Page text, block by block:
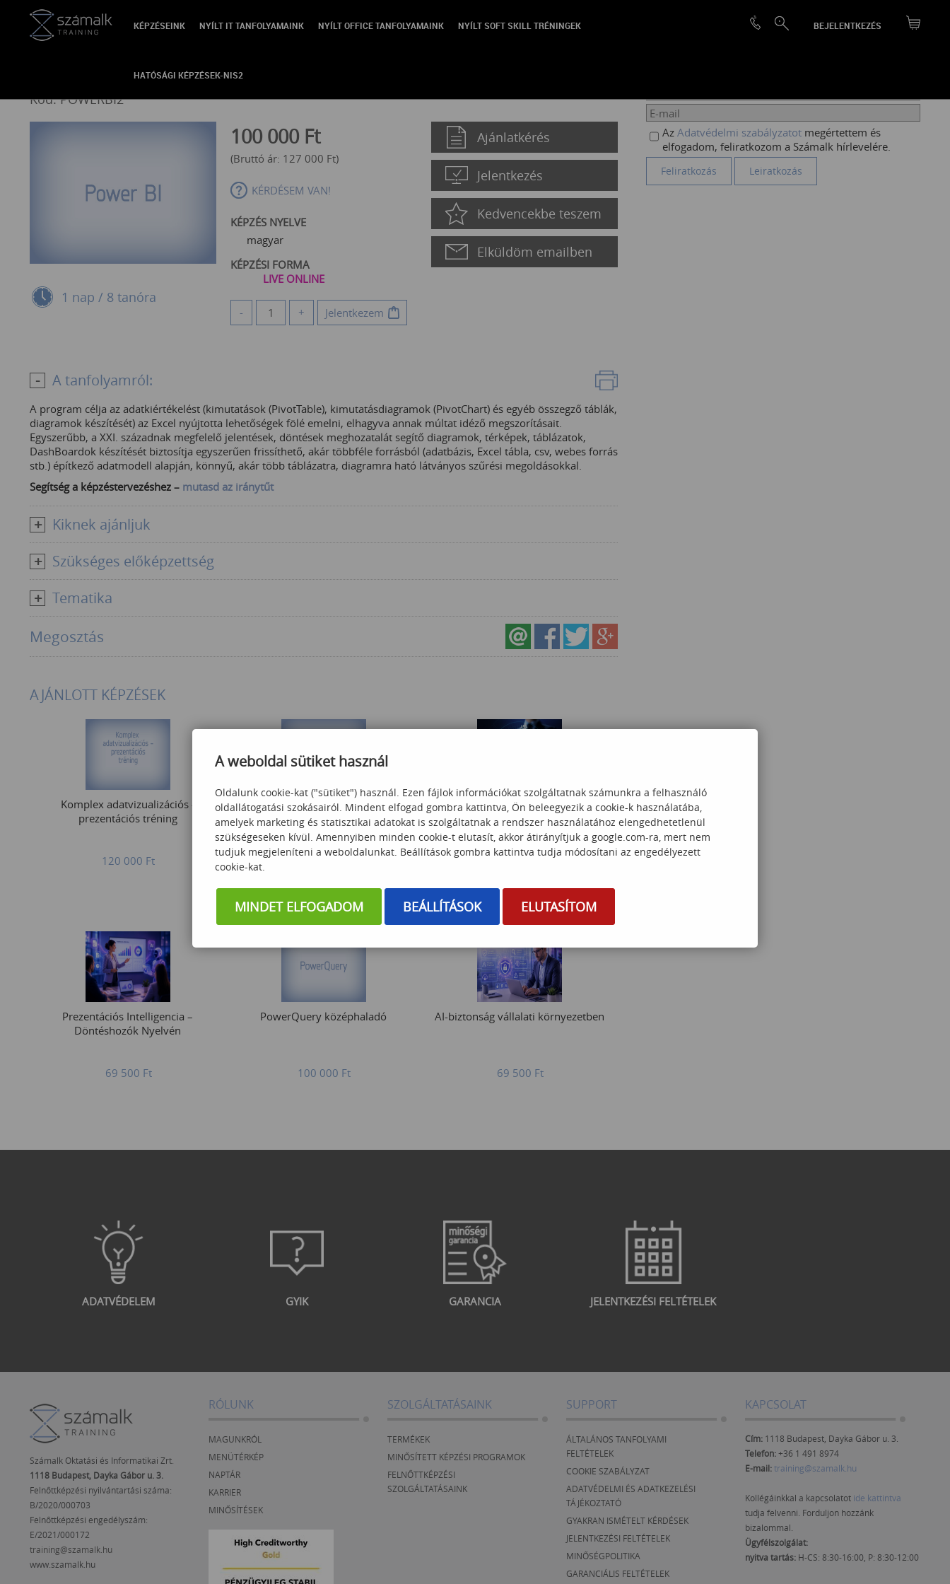
BEJELENTKEZÉS
KÉPZÉSEINK NYÍLT IT TANFOLYAMAINK NYÍLT OFFICE TANFOLYAMAINK NYÍLT SOFT SKILL TRÉNINGEK
HATÓSÁGI KÉPZÉSEK-NIS2
VISSZA
PowerBI középhaladó
Kód: POWERBI2
1 nap / 8 tanóra
100 000 Ft
(Bruttó ár: 127 000 Ft)
KÉRDÉSEM VAN!
KÉPZÉS NYELVE
magyar
KÉPZÉSI FORMA
LIVE ONLINE
- + Jelentkezem
Ajánlatkérés
Jelentkezés
Kedvencekbe teszem
Elküldöm emailben
A tanfolyamról:
A program célja az adatkiértékelést (kimutatások (PivotTable), kimutatásdiagramok (PivotChart) és egyéb összegző táblák,
diagramok készítését) az Excel nyújtotta lehetőségek fölé emelni, elhagyva annak múltat idéző megszorításait.
Egyszerűbb, a XXI. századnak megfelelő jelentések, döntések meghozatalát segítő diagramok, térképek, táblázatok,
DashBoardok készítését biztosítja egyszerűen frissíthető, akár többféle forrásból (adatbázis, Excel tábla, csv, webes forrás
stb.) építkező adatmodell alapján, könnyű, akár több táblázatra, diagramra ható látványos szűrési megoldásokkal.
Segítség a képzéstervezéshez – mutasd az iránytűt
Kiknek ajánljuk
Szükséges előképzettség
Tematika
Megosztás
Az Adatvédelmi szabályzatot megértettem és
elfogadom, feliratkozom a Számalk hírlevelére.
AJÁNLOTT KÉPZÉSEK
Komplex adatvizualizációs -
prezentációs tréning
120 000 Ft
PowerBI Basics Power Platform
Prezentációs Intelligencia –
Döntéshozók Nyelvén
69 500 Ft
PowerQuery középhaladó
100 000 Ft
AI-biztonság vállalati környezetben
69 500 Ft
ADATVÉDELEM GYIK GARANCIA JELENTKEZÉSI FELTÉTELEK
Számalk Oktatási és Informatikai Zrt.
1118 Budapest, Dayka Gábor u. 3.
Felnőttképzési nyilvántartási száma:
B/2020/000703
Felnőttképzési engedélyszám:
E/2021/000172
training@szamalk.hu
www.szamalk.hu
RÓLUNK
MAGUNKRÓL
MENÜTÉRKÉP
NAPTÁR
KARRIER
MINŐSÍTÉSEK
SZOLGÁLTATÁSAINK
TERMÉKEK
MINŐSÍTETT KÉPZÉSI PROGRAMOK
FELNŐTTKÉPZÉSI
SZOLGÁLTATÁSAINK
SUPPORT
ÁLTALÁNOS TANFOLYAMI
FELTÉTELEK
COOKIE SZABÁLYZAT
ADATVÉDELMI ÉS ADATKEZELÉSI
TÁJÉKOZTATÓ
GYAKRAN ISMÉTELT KÉRDÉSEK
JELENTKEZÉSI FELTÉTELEK
MINŐSÉGPOLITIKA
GARANCIÁLIS FELTÉTELEK
KAPCSOLAT
Cím: 1118 Budapest, Dayka Gábor u. 3.
Telefon:+36 1 491 8974
E-mail:training@szamalk.hu
Kollégáinkkal a kapcsolatot ide kattintva
tudja felvenni. Forduljon hozzánk
bizalommal.
Ügyfélszolgálat:
nyitva tartás: H-CS: 8:30-16:00, P: 8:30-12:00
A weboldal sütiket használ
Oldalunk cookie-kat ("sütiket") használ. Ezen fájlok információkat szolgáltatnak számunkra a felhasználó
oldallátogatási szokásairól. Mindent elfogad gombra kattintva, Ön beleegyezik a cookie-k használatába,
amelyek marketing és statisztikai adatokat is szolgáltatnak a rendszer használatához elengedhetetlenül
szükségeseken kívül. Amennyiben minden cookie-t elutasít, akkor átirányítjuk a google.com-ra, mert nem
tudjuk megjeleníteni a weboldalunkat. Beállítások gombra kattintva tudja módosítani az engedélyezett
cookie-kat.
MINDET ELFOGADOM BEÁLLÍTÁSOK ELUTASÍTOM